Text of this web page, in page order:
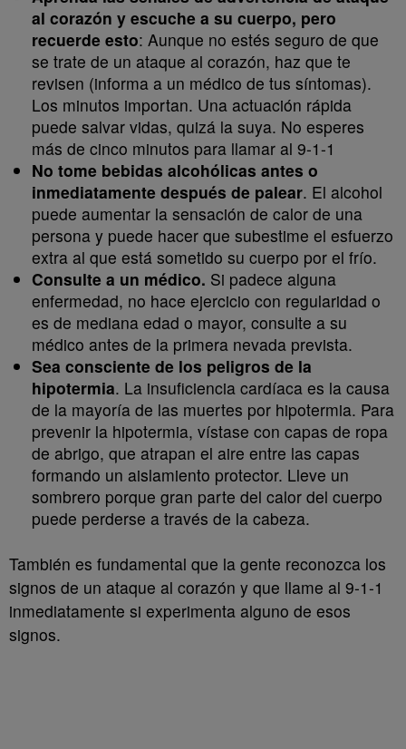
al corazón y escuche a su cuerpo, pero
recuerde esto: Aunque no estés seguro de que
se trate de un ataque al corazón, haz que te
revisen (informa a un médico de tus síntomas).
Los minutos importan. Una actuación rápida
puede salvar vidas, quizá la suya. No esperes
más de cinco minutos para llamar al 9-1-1
No tome bebidas alcohólicas antes o
inmediatamente después de palear. El alcohol
puede aumentar la sensación de calor de una
persona y puede hacer que subestime el esfuerzo
extra al que está sometido su cuerpo por el frío.
Consulte a un médico. Si padece alguna
enfermedad, no hace ejercicio con regularidad o
es de mediana edad o mayor, consulte a su
médico antes de la primera nevada prevista.
Sea consciente de los peligros de la
hipotermia. La insuficiencia cardíaca es la causa
de la mayoría de las muertes por hipotermia. Para
prevenir la hipotermia, vístase con capas de ropa
de abrigo, que atrapan el aire entre las capas
formando un aislamiento protector. Lleve un
sombrero porque gran parte del calor del cuerpo
puede perderse a través de la cabeza.
También es fundamental que la gente reconozca los
signos de un ataque al corazón y que llame al 9-1-1
inmediatamente si experimenta alguno de esos
signos.